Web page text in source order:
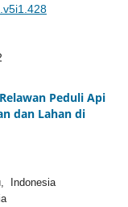
Peduli Api
dan Lahan di
Indonesia